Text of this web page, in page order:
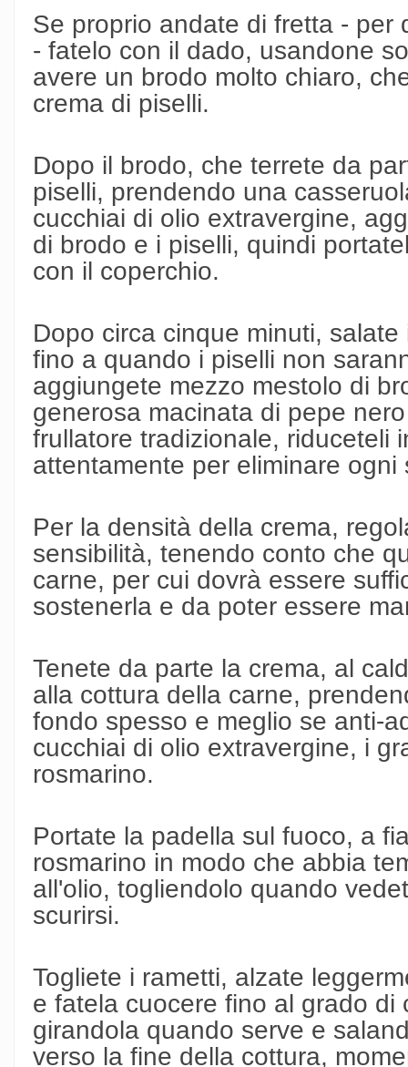
Se proprio andate di fretta -
- fatelo con il dado, usandone
avere un brodo molto chiaro,
crema di piselli.
Dopo il brodo, che terrete da
piselli, prendendo una
cucchiai di olio extravergine,
di brodo e i piselli, quindi
con il coperchio.
Dopo circa cinque minuti,
fino a quando i piselli non
aggiungete mezzo mestolo di
generosa macinata di pepe
frullatore tradizionale, riduceteli
attentamente per eliminare
Per la densità della crema,
sensibilità, tenendo conto che
carne, per cui dovrà essere
sostenerla e da poter essere
Tenete da parte la crema, al
alla cottura della carne,
fondo spesso e meglio se anti-
cucchiai di olio extravergine, i
rosmarino.
Portate la padella sul fuoco, a
rosmarino in modo che abbia
all'olio, togliendolo quando
scurirsi.
Togliete i rametti, alzate
e fatela cuocere fino al grado di
girandola quando serve e
verso la fine della cottura,